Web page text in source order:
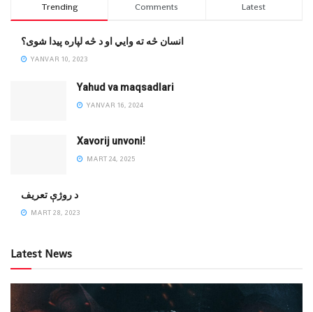
Trending Comments Latest
انسان څه ته وایي او د څه لپاره پیدا شوی؟
YANVAR 10, 2023
Yahud va maqsadlari
YANVAR 16, 2024
Xavorij unvoni!
MART 24, 2025
‌د روژې تعریف
MART 28, 2023
Latest News